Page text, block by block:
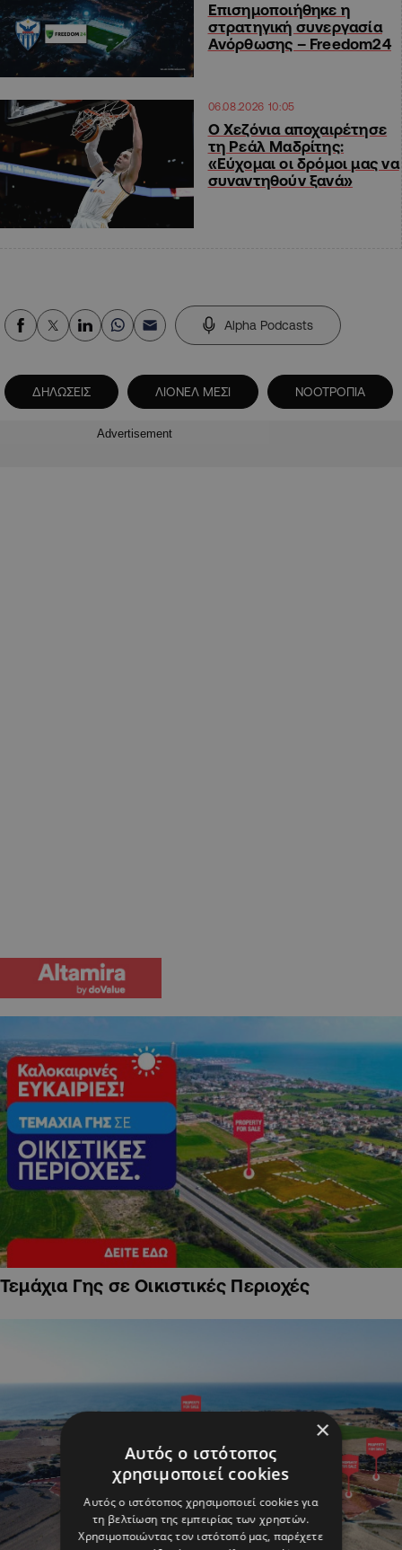
Επισημοποιήθηκε η
στρατηγική συνεργασία
Ανόρθωσης – Freedom24
06.08.2026 10:05
Ο Χεζόνια αποχαιρέτησε
τη Ρεάλ Μαδρίτης:
«Εύχομαι οι δρόμοι μας να
συναντηθούν ξανά»
Alpha Podcasts
ΔΗΛΩΣΕΙΣ ΛΙΟΝΕΛ ΜΕΣΙ ΝΟΟΤΡΟΠΙΑ
Advertisement
Τεμάχια Γης σε Οικιστικές Περιοχές
×
Αυτός ο ιστότοπος
χρησιμοποιεί cookies
Αυτός ο ιστότοπος χρησιμοποιεί cookies για
τη βελτίωση της εμπειρίας των χρηστών.
Χρησιμοποιώντας τον ιστότοπό μας, παρέχετε